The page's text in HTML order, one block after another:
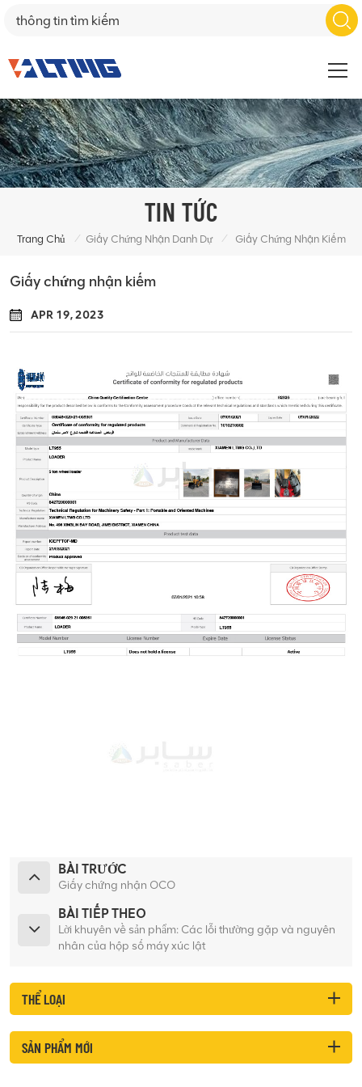
TIN TỨC
Trang Chủ / Giấy Chứng Nhận Danh Dự / Giấy Chứng Nhận Kiếm
Giấy chứng nhận kiếm
APR 19, 2023
BÀI TRƯỚC
Giấy chứng nhận OCO
BÀI TIẾP THEO
Lời khuyên về sản phẩm: Các lỗi thường gặp và nguyên
nhân của hộp số máy xúc lật
THỂ LOẠI
SẢN PHẨM MỚI